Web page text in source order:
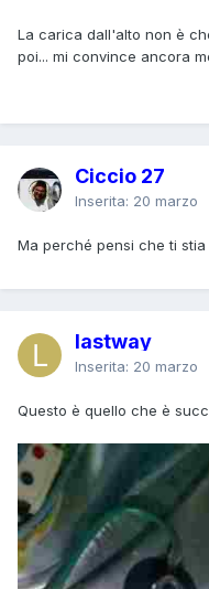
La carica dall'alto non è
poi... mi convince ancora
Ciccio 27
Inserita: 20 marzo
Ma perché pensi che ti stia
lastway
Inserita: 20 marzo
Questo è quello che è